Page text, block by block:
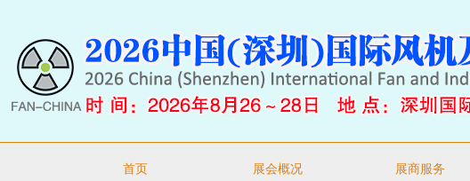
首页 展会概况 展商服务